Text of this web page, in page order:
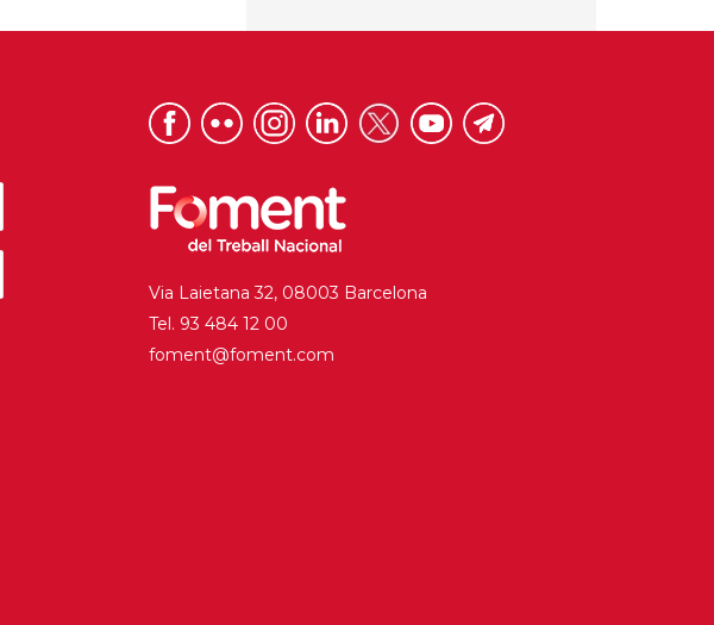
Via Laietana 32, 08003 Barcelona
Tel. 93 484 12 00
foment@foment.com